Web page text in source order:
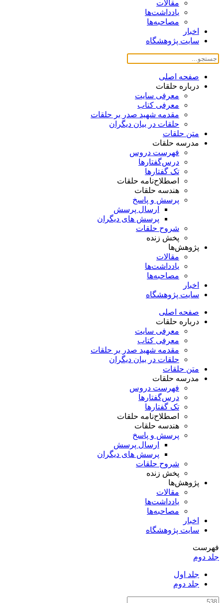
مقالات
یادداشت‌ها
مصاحبه‌ها
اخبار
سایت پژوهشگاه
صفحه اصلی
درباره حلقات
معرفی سایت
معرفی کتاب
مقدمه شهید صدر بر حلقات
حلقات در بیان دیگران
متن حلقات
مدرسه حلقات
فهرست دروس
درس‌گفتار‌ها
تک گفتارها
اصطلاح‌نامه حلقات
هندسه حلقات
پرسش و پاسخ
ارسال پرسش
پرسش های دیگران
شروح حلقات
پخش زنده
پژوهش‌ها
مقالات
یادداشت‌ها
مصاحبه‌ها
اخبار
سایت پژوهشگاه
صفحه اصلی
درباره حلقات
معرفی سایت
معرفی کتاب
مقدمه شهید صدر بر حلقات
حلقات در بیان دیگران
متن حلقات
مدرسه حلقات
فهرست دروس
درس‌گفتار‌ها
تک گفتارها
اصطلاح‌نامه حلقات
هندسه حلقات
پرسش و پاسخ
ارسال پرسش
پرسش های دیگران
شروح حلقات
پخش زنده
پژوهش‌ها
مقالات
یادداشت‌ها
مصاحبه‌ها
اخبار
سایت پژوهشگاه
فهرست
جلد دوم
جلد اول
جلد دوم